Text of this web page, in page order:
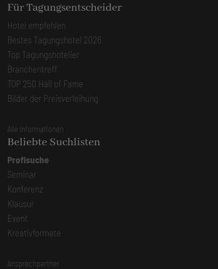
Für Tagungsentscheider
Hotel empfehlen
Bestes Tagungshotel 2026
Top Tagungshotelier
Branchentreff
TOP 250 Hall of Fame
Bilder der Preisverleihung
Alle Informationen
Beliebte Suchlisten
Profisuche
Seminar
Konferenz
Klausur
Event
Kreativformate
Ansprechpartner